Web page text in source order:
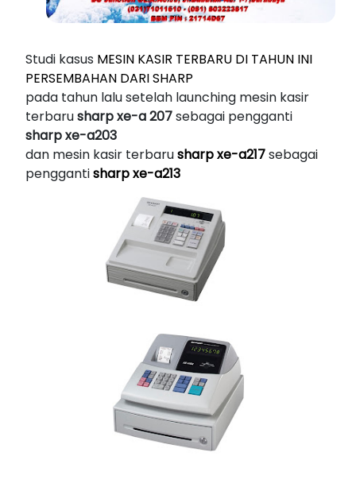
Studi kasus MESIN KASIR TERBARU DI TAHUN INI
PERSEMBAHAN DARI SHARP
pada tahun lalu setelah launching mesin kasir
terbarusharp xe-a 207sebagai pengganti
sharp xe-a203
dan mesin kasir terbarusharp xe-a217sebagai
penggantisharp xe-a213